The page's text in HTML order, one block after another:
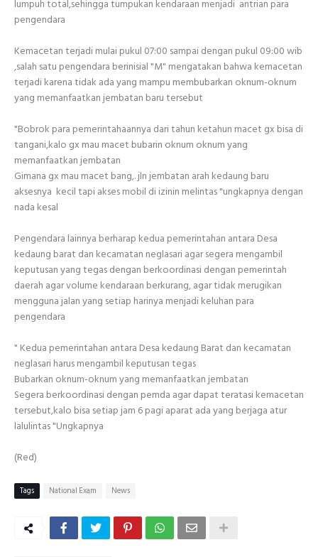
lumpuh total,sehingga tumpukan kendaraan menjadi antrian para
pengendara
Kemacetan terjadi mulai pukul 07:00 sampai dengan pukul 09:00 wib
,salah satu pengendara berinisial "M" mengatakan bahwa kemacetan
terjadi karena tidak ada yang mampu membubarkan oknum-oknum
yang memanfaatkan jembatan baru tersebut
"Bobrok para pemerintahaannya dari tahun ketahun macet gx bisa di
tangani,kalo gx mau macet bubarin oknum oknum yang
memanfaatkan jembatan
Gimana gx mau macet bang,. jln jembatan arah kedaung baru
aksesnya kecil tapi akses mobil di izinin melintas "ungkapnya dengan
nada kesal
Pengendara lainnya berharap kedua pemerintahan antara Desa
kedaung barat dan kecamatan neglasari agar segera mengambil
keputusan yang tegas dengan berkoordinasi dengan pemerintah
daerah agar volume kendaraan berkurang, agar tidak merugikan
mengguna jalan yang setiap harinya menjadi keluhan para
pengendara
" Kedua pemerintahan antara Desa kedaung Barat dan kecamatan
neglasari harus mengambil keputusan tegas
Bubarkan oknum-oknum yang memanfaatkan jembatan
Segera berkoordinasi dengan pemda agar dapat teratasi kemacetan
tersebut,kalo bisa setiap jam 6 pagi aparat ada yang berjaga atur
lalulintas "Ungkapnya
(Red)
Tags National Exam News